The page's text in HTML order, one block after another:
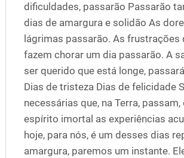
dificuldades, passarão Passarão
dias de amargura e solidão As
lágrimas passarão. As frustrações
fazem chorar um dia passarão. A
ser querido que está longe,
Dias de tristeza Dias de felicidade
necessárias que, na Terra,
espírito imortal as experiências
hoje, para nós, é um desses dias
amargura, paremos um instante.